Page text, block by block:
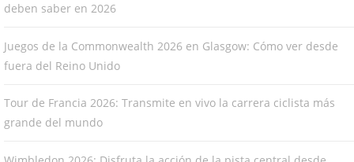
deben saber en 2026
Juegos de la Commonwealth 2026 en Glasgow: Cómo ver desde
fuera del Reino Unido
Tour de Francia 2026: Transmite en vivo la carrera ciclista más
grande del mundo